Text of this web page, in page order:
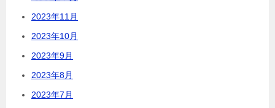
2023年11月
2023年10月
2023年9月
2023年8月
2023年7月